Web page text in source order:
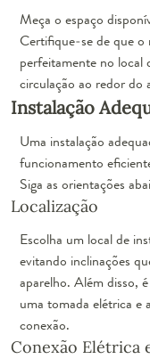
Meça o espaço
Certifique-se de que o
perfeitamente no local
circulação ao redor do
Instalação
Uma instalação
funcionamento
Siga as orientações
Localização
Escolha um local de
evitando inclinações
aparelho. Além disso,
uma tomada elétrica e
conexão.
Conexão Elétrica